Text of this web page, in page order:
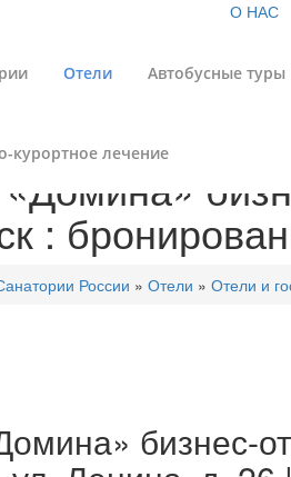
О НАС
Отели Автобусные туры
курортное лечение
:
России » Отели » Отели и
бизнес-